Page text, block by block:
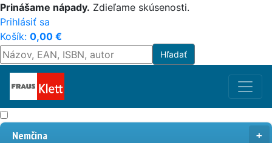
Prinášame nápady. Zdieľame skúsenosti.
Prihlásiť sa
Košík: 0,00 €
Nemčina